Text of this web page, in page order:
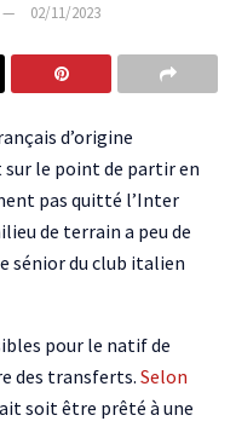
02/11/2023
d’origine
le point de partir en
pas quitté l’Inter
de terrain a peu de
sénior du club italien
pour le natif de
des transferts. Selon
soit être prêté à une